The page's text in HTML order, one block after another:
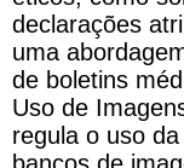
declarações
uma
de boletins
Uso de
regula o uso